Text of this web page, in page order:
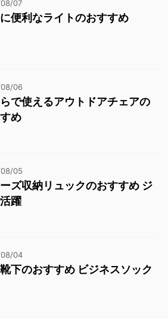
07
便利なライトのおすすめ
06
で使えるアウトドアチェアの
め
05
ズ収納リュックのおすすめ ジ
躍
04
下のおすすめ ビジネスソック